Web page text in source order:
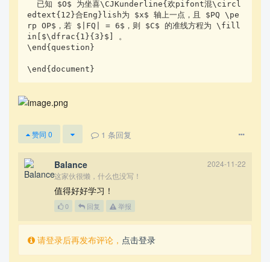
edtext{12}合Eng}lish为 $x$ 轴上一点，且 $PQ \pe
rp OP$，若 $|FQ| = 6$，则 $C$ 的准线方程为 \fill
in[$\dfrac{1}{3}$] 。
\end{question}
\end{document}
赞同 0 1 条回复
Balance
2024-11-22
这家伙很懒，什么也没写！
值得好好学习！
0 回复 举报
请登录后再发布评论， 点击登录